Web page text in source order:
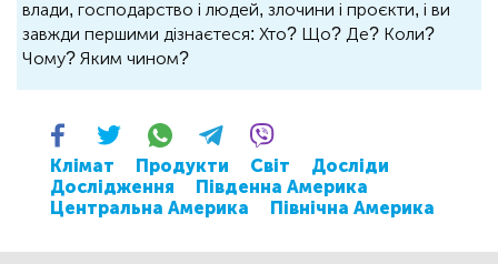
влади, господарство і людей, злочини і проєкти, і ви
завжди першими дізнаєтеся: Хто? Що? Де? Коли?
Чому? Яким чином?
Клімат Продукти Світ
Досліди
Дослідження
Південна Америка
Центральна Америка
Північна Америка